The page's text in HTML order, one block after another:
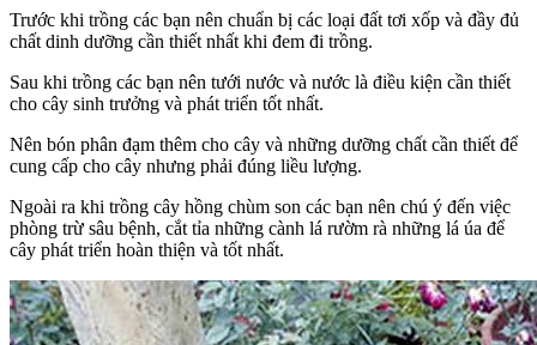
Trước khi trồng các bạn nên chuẩn bị các loại đất tơi xốp và đầy đủ
chất dinh dưỡng cần thiết nhất khi đem đi trồng.
Sau khi trồng các bạn nên tưới nước và nước là điều kiện cần thiết
cho cây sinh trưởng và phát triển tốt nhất.
Nên bón phân đạm thêm cho cây và những dưỡng chất cần thiết để
cung cấp cho cây nhưng phải đúng liều lượng.
Ngoài ra khi trồng cây hồng chùm son các bạn nên chú ý đến việc
phòng trừ sâu bệnh, cắt tỉa những cành lá rườm rà những lá úa để
cây phát triển hoàn thiện và tốt nhất.